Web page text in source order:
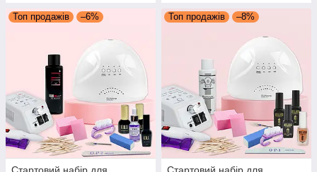
Топ продажів –6% Топ продажів –8%